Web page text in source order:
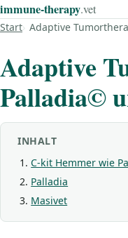
immune‑therapy.vet
Start Adaptive
Adaptive
Palladia©
INHALT
C-kit Hemmer wie
Palladia
Masivet